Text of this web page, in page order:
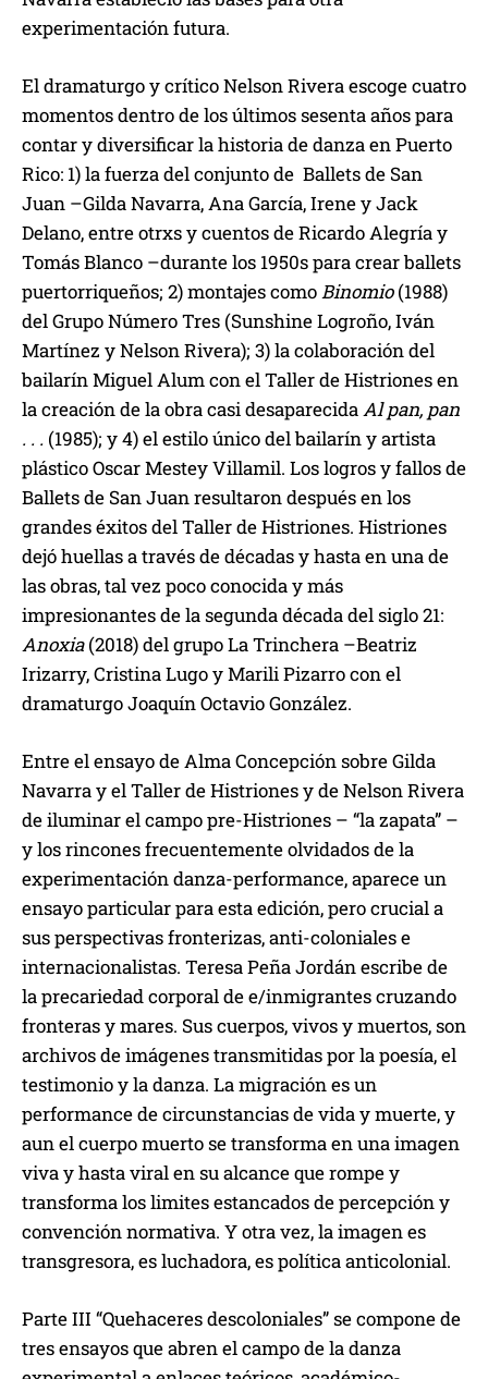
experimentación futura.
El dramaturgo y crítico Nelson Rivera escoge cuatro
momentos dentro de los últimos sesenta años para
contar y diversificar la historia de danza en Puerto
Rico: 1) la fuerza del conjunto de Ballets de San
Juan –Gilda Navarra, Ana García, Irene y Jack
Delano, entre otrxs y cuentos de Ricardo Alegría y
Tomás Blanco –durante los 1950s para crear ballets
puertorriqueños; 2) montajes comoBinomio(1988)
del Grupo Número Tres (Sunshine Logroño, Iván
Martínez y Nelson Rivera); 3) la colaboración del
bailarín Miguel Alum con el Taller de Histriones en
la creación de la obra casi desaparecidaAl pan, pan
. . . (1985); y 4) el estilo único del bailarín y artista
plástico Oscar Mestey Villamil. Los logros y fallos de
Ballets de San Juan resultaron después en los
grandes éxitos del Taller de Histriones. Histriones
dejó huellas a través de décadas y hasta en una de
las obras, tal vez poco conocida y más
impresionantes de la segunda década del siglo 21:
Anoxia(2018) del grupo La Trinchera –Beatriz
Irizarry, Cristina Lugo y Marili Pizarro con el
dramaturgo Joaquín Octavio González.
Entre el ensayo de Alma Concepción sobre Gilda
Navarra y el Taller de Histriones y de Nelson Rivera
de iluminar el campo pre-Histriones – “la zapata” –
y los rincones frecuentemente olvidados de la
experimentación danza-performance, aparece un
ensayo particular para esta edición, pero crucial a
sus perspectivas fronterizas, anti-coloniales e
internacionalistas. Teresa Peña Jordán escribe de
la precariedad corporal de e/inmigrantes cruzando
fronteras y mares. Sus cuerpos, vivos y muertos, son
archivos de imágenes transmitidas por la poesía, el
testimonio y la danza. La migración es un
performance de circunstancias de vida y muerte, y
aun el cuerpo muerto se transforma en una imagen
viva y hasta viral en su alcance que rompe y
transforma los limites estancados de percepción y
convención normativa. Y otra vez, la imagen es
transgresora, es luchadora, es política anticolonial.
Parte III “Quehaceres descoloniales” se compone de
tres ensayos que abren el campo de la danza